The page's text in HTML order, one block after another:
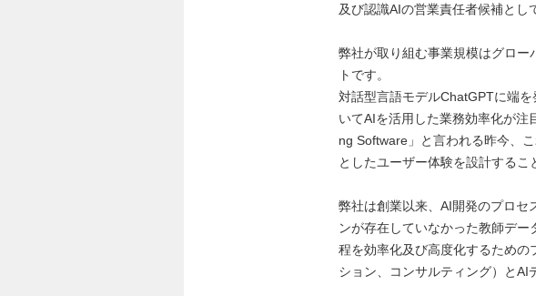
及び認識AIの営業責任者候補とし
弊社が取り組む事業規模はグロー
トです。
対話型言語モデルChatGPTに端
いてAIを活用した業務効率化が
ng Software」と言われる昨今、
としたユーザー体験を設計するこ
弊社は創業以来、AI開発のプロセ
ンが存在していなかった教師デ
程を効率化及び高度化するため
ション、コンサルティング）とAI